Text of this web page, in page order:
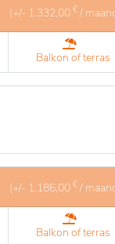
(+/- 1.332,00 € /
Balkon of terras
(+/- 1.186,00 € /
Balkon of terras